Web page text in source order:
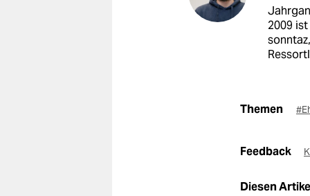
2009
Themen
Feedback
Diesen